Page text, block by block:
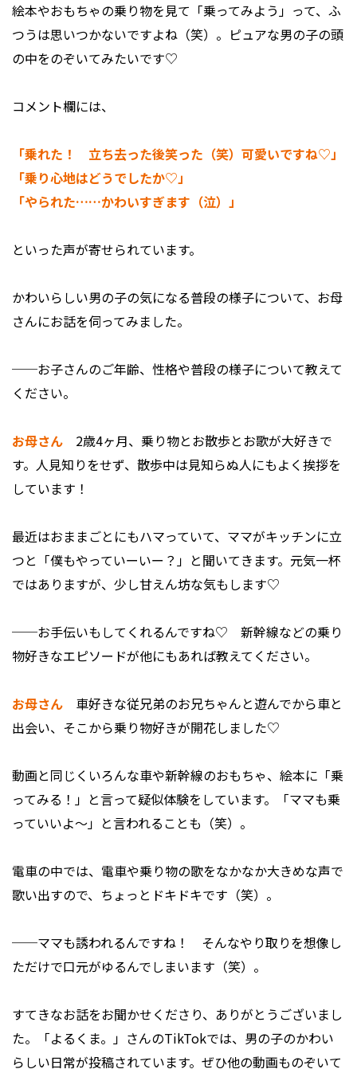
絵本やおもちゃの乗り物を見て「乗ってみよう」って、ふ
つうは思いつかないですよね（笑）。ピュアな男の子の頭
の中をのぞいてみたいです♡
コメント欄には、
「乗れた！ 立ち去った後笑った（笑）可愛いですね♡」
「乗り心地はどうでしたか♡」
「やられた……かわいすぎます（泣）」
といった声が寄せられています。
かわいらしい男の子の気になる普段の様子について、お母
さんにお話を伺ってみました。
──お子さんのご年齢、性格や普段の様子について教えて
ください。
お母さん 2歳4ヶ月、乗り物とお散歩とお歌が大好きで
す。人見知りをせず、散歩中は見知らぬ人にもよく挨拶を
しています！
最近はおままごとにもハマっていて、ママがキッチンに立
つと「僕もやっていーいー？」と聞いてきます。元気一杯
ではありますが、少し甘えん坊な気もします♡
──お手伝いもしてくれるんですね♡ 新幹線などの乗り
物好きなエピソードが他にもあれば教えてください。
お母さん 車好きな従兄弟のお兄ちゃんと遊んでから車と
出会い、そこから乗り物好きが開花しました♡
動画と同じくいろんな車や新幹線のおもちゃ、絵本に「乗
ってみる！」と言って疑似体験をしています。「ママも乗
っていいよ～」と言われることも（笑）。
電車の中では、電車や乗り物の歌をなかなか大きめな声で
歌い出すので、ちょっとドキドキです（笑）。
──ママも誘われるんですね！ そんなやり取りを想像し
ただけで口元がゆるんでしまいます（笑）。
すてきなお話をお聞かせくださり、ありがとうございまし
た。「よるくま。」さんのTikTokでは、男の子のかわい
らしい日常が投稿されています。ぜひ他の動画ものぞいて